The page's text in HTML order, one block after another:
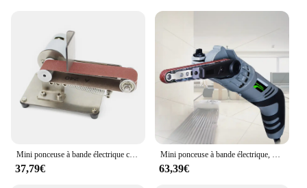
polishing tasks on various surfaces
Performance and Property: Powerful motor ensures
high-speed operation for efficient results
Parts and Accessories: Comes with a variety of
sanding discs and accessories for diverse
applications
Applicable Scenario: Suitable for both professional
and home use, ideal for woodworking,
metalworking, and other crafts
Features:
**Efficient Polishing and Sanding**
Mini ponceuse à bande électrique compacte, polisseuse et rectifieuse, moteur 300, 895 W, finition de fierté
37,79€
Mini ponceuse à bande électrique, 260W, 6 vitesses, ponceuse électrique, polisseuse, outils avec 3 pièces, environnement conversif, 220V
63,39€